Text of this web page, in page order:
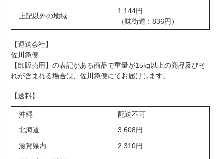
上記以外の地域
1,144円
（味街道：836円）
【運送会社】
佐川急便
【卸販売用】の表記がある商品で重量が15kg以上の商品及びそ
れが含まれる場合は、佐川急便にてお届けします。
【送料】
沖縄
配送不可
北海道
3,608円
滋賀県内
2,310円